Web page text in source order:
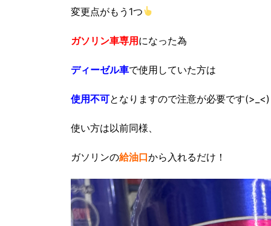
変更点がもう1つ
ガソリン車専用になった為
ディーゼル車で使用していた方は
使用不可となりますので注意が必要です(>_<)
使い方は以前同様、
ガソリンの給油口から入れるだけ！